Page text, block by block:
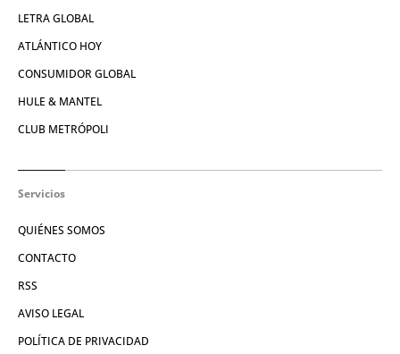
LETRA GLOBAL
ATLÁNTICO HOY
CONSUMIDOR GLOBAL
HULE & MANTEL
CLUB METRÓPOLI
Servicios
QUIÉNES SOMOS
CONTACTO
RSS
AVISO LEGAL
POLÍTICA DE PRIVACIDAD